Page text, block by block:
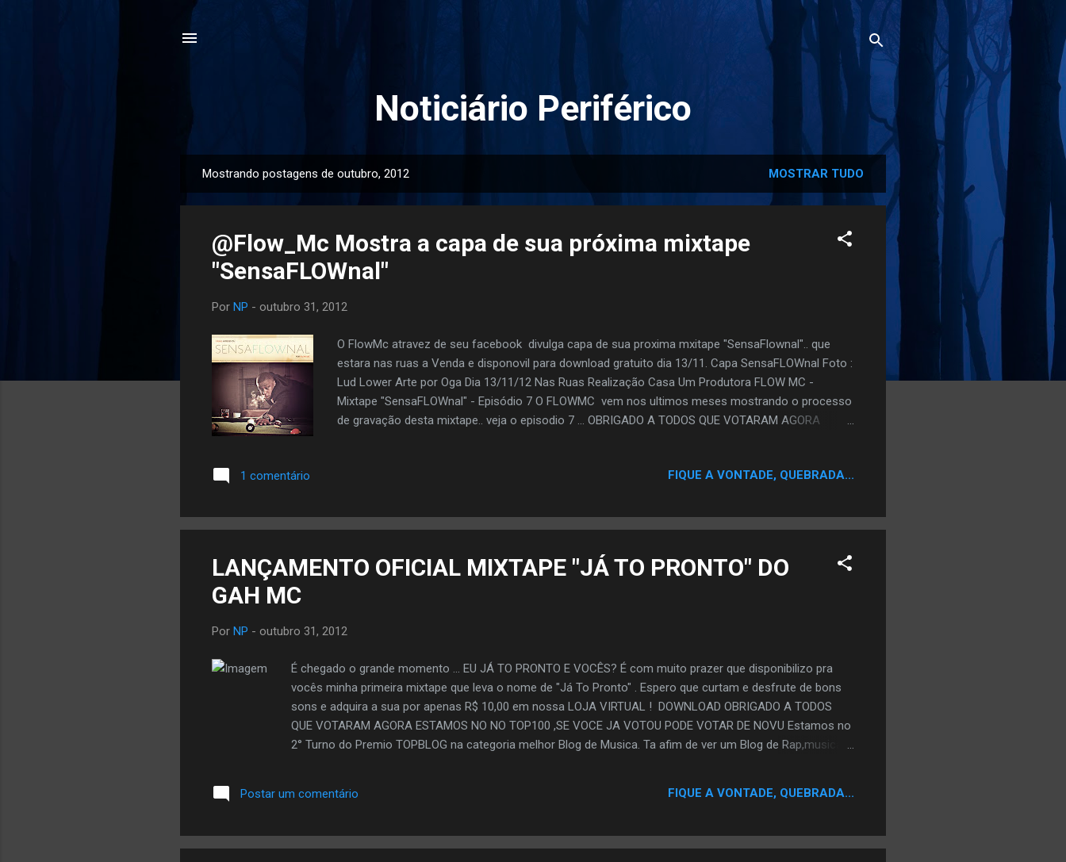
Noticiário Periférico
o
Mostrando postagens de outubro, 2012 MOSTRAR TUDO
@Flow_Mc Mostra a capa de sua próxima mixtape
"SensaFLOWnal"
Por NP - outubro 31, 2012
O FlowMc atravez de seu facebook divulga capa de sua proxima mxitape "SensaFlownal".. que
estara nas ruas a Venda e disponovil para download gratuito dia 13/11. Capa SensaFLOWnal Foto :
Lud Lower Arte por Oga Dia 13/11/12 Nas Ruas Realização Casa Um Produtora FLOW MC -
Mixtape "SensaFLOWnal" - Episódio 7 O FLOWMC vem nos ultimos meses mostrando o processo
de gravação desta mixtape.. veja o episodio 7 ... OBRIGADO A TODOS QUE VOTARAM AGORA
negra entre os finalistas? Ta afim de Ajudar? Se Sim,Ajude votando, VC pode votar usando seu
1 comentário FIQUE A VONTADE, QUEBRADA...
LANÇAMENTO OFICIAL MIXTAPE "JÁ TO PRONTO" DO
GAH MC
Por NP - outubro 31, 2012
É chegado o grande momento ... EU JÁ TO PRONTO E VOCÊS? É com muito prazer que disponibilizo pra
vocês minha primeira mixtape que leva o nome de "Já To Pronto" . Espero que curtam e desfrute de bons
sons e adquira a sua por apenas R$ 10,00 em nossa LOJA VIRTUAL ! DOWNLOAD OBRIGADO A TODOS
QUE VOTARAM AGORA ESTAMOS NO NO TOP100 ,SE VOCE JA VOTOU PODE VOTAR DE NOVU Estamos no
2° Turno do Premio TOPBLOG na categoria melhor Blog de Musica. Ta afim de ver um Blog de Rap,musica
Postar um comentário FIQUE A VONTADE, QUEBRADA...